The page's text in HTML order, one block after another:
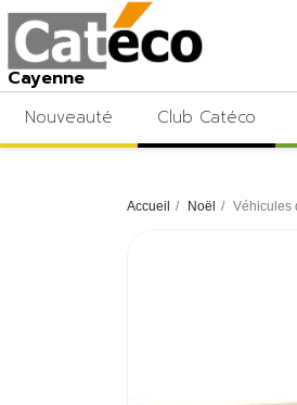
Cayenne
Nouveauté Club Catéco
Accueil Noël Véhicules